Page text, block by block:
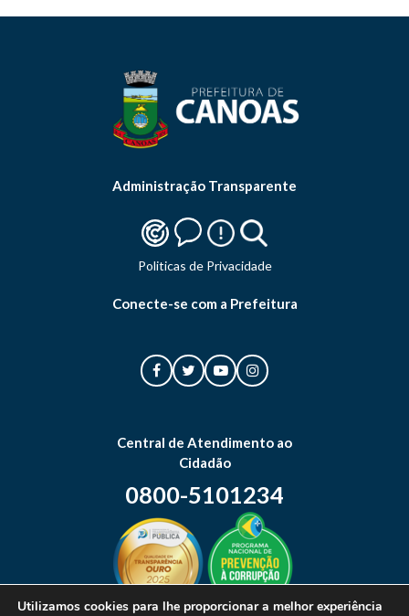
Administração Transparente
Politicas de Privacidade
Conecte-se com a Prefeitura
Central de Atendimento ao
Cidadão
0800-5101234
Utilizamos cookies para lhe proporcionar a melhor experiência